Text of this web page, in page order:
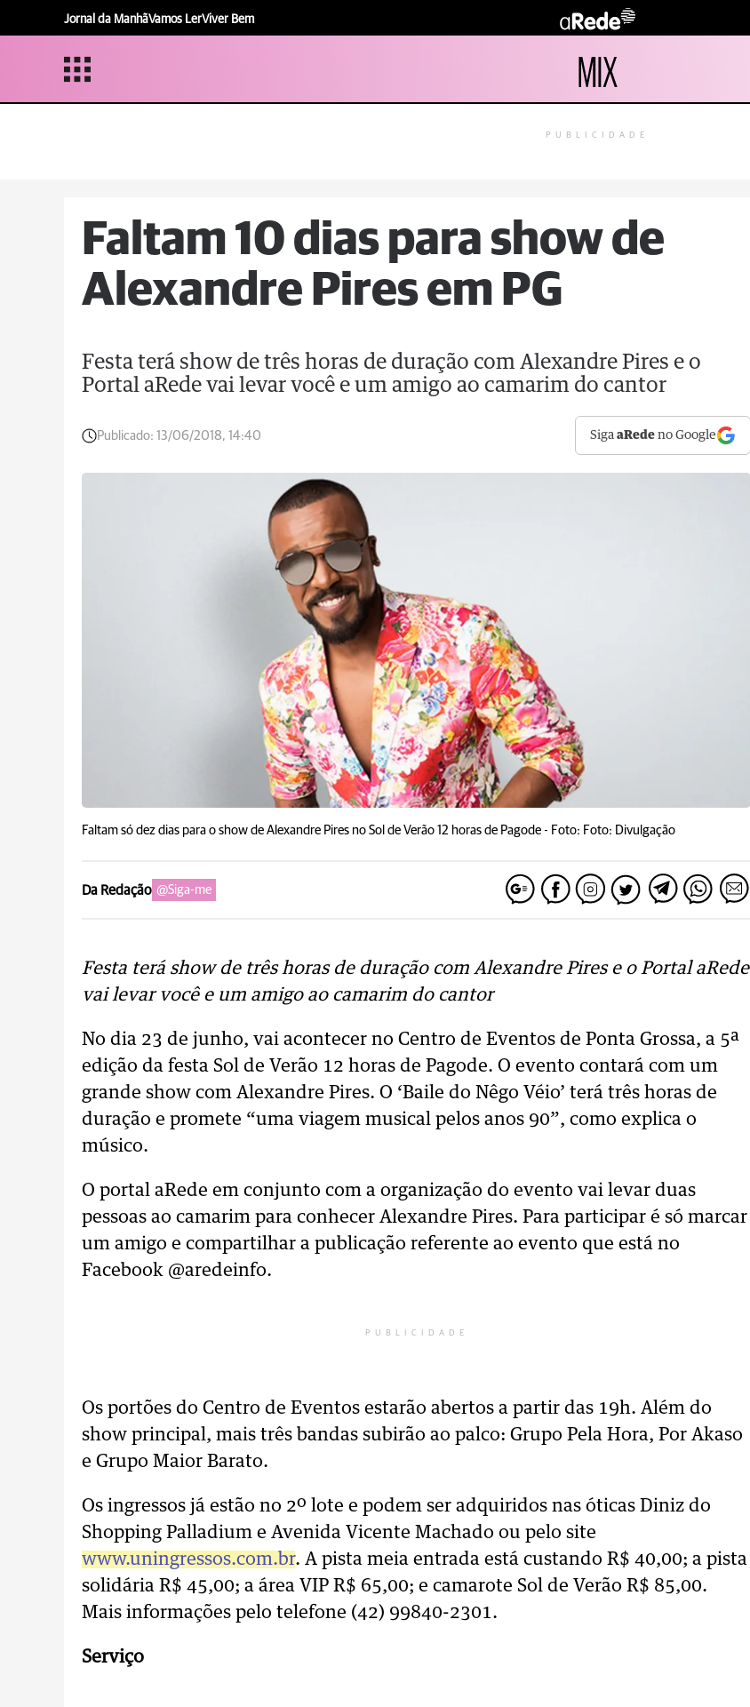
Jornal da ManhãVamos LerViver Bem
MIX
PUBLICIDADE
Faltam 10 dias para show de
Alexandre Pires em PG
Festa terá show de três horas de duração com Alexandre Pires e o
Portal aRede vai levar você e um amigo ao camarim do cantor
Publicado: 13/06/2018, 14:40 SigaaRede no Google
Faltam só dez dias para o show de Alexandre Pires no Sol de Verão 12 horas de Pagode - Foto: Foto: Divulgação
Da Redação @Siga-me
Festa terá show de três horas de duração com Alexandre Pires e o Portal aRede
vai levar você e um amigo ao camarim do cantor
No dia 23 de junho, vai acontecer no Centro de Eventos de Ponta Grossa, a 5ª
edição da festa Sol de Verão 12 horas de Pagode. O evento contará com um
grande show com Alexandre Pires. O ‘Baile do Nêgo Véio’ terá três horas de
duração e promete “uma viagem musical pelos anos 90”, como explica o
músico.
O portal aRede em conjunto com a organização do evento vai levar duas
pessoas ao camarim para conhecer Alexandre Pires. Para participar é só marcar
um amigo e compartilhar a publicação referente ao evento que está no
Facebook @aredeinfo.
PUBLICIDADE
Os portões do Centro de Eventos estarão abertos a partir das 19h. Além do
show principal, mais três bandas subirão ao palco: Grupo Pela Hora, Por Akaso
e Grupo Maior Barato.
Os ingressos já estão no 2º lote e podem ser adquiridos nas óticas Diniz do
Shopping Palladium e Avenida Vicente Machado ou pelo site
www.uningressos.com.br. A pista meia entrada está custando R$ 40,00; a pista
solidária R$ 45,00; a área VIP R$ 65,00; e camarote Sol de Verão R$ 85,00.
Mais informações pelo telefone (42) 99840-2301.
Serviço